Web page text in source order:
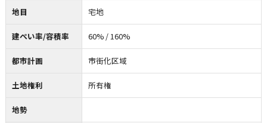
地目 宅地
建ぺい率/容積率 60% / 160%
都市計画 市街化区域
土地権利 所有権
地勢